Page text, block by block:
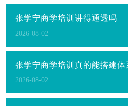
张学宁商学培训讲得通透吗
2026-08-02
张学宁商学培训真的能搭建体
2026-08-02